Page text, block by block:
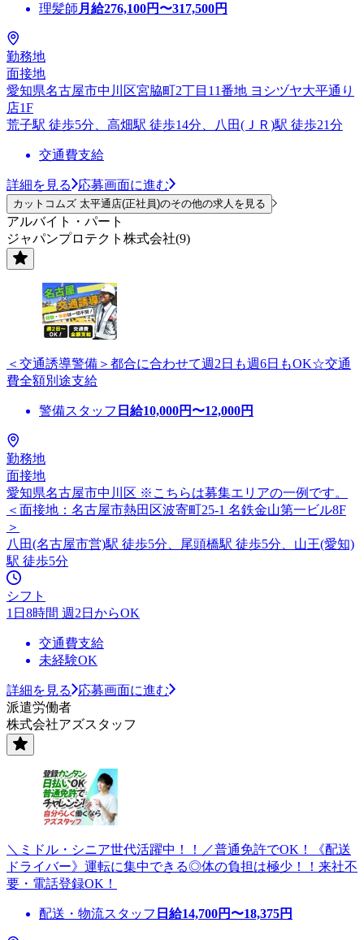
理髪師 月給276,100円〜317,500円
勤務地
面接地
愛知県名古屋市中川区宮脇町2丁目11番地 ヨシヅヤ大平通り
店1F
荒子駅 徒歩5分、高畑駅 徒歩14分、八田(ＪＲ)駅 徒歩21分
交通費支給
詳細を見る 応募画面に進む
カットコムズ 太平通店(正社員)のその他の求人を見る
アルバイト・パート
ジャパンプロテクト株式会社(9)
＜交通誘導警備＞都合に合わせて週2日も週6日もOK☆交通
費全額別途支給
警備スタッフ 日給10,000円〜12,000円
勤務地
面接地
愛知県名古屋市中川区 ※こちらは募集エリアの一例です。
＜面接地：名古屋市熱田区波寄町25-1 名鉄金山第一ビル8F
＞
八田(名古屋市営)駅 徒歩5分、尾頭橋駅 徒歩5分、山王(愛知)
駅 徒歩5分
シフト
1日8時間 週2日からOK
交通費支給
未経験OK
詳細を見る
応募画面に進む
派遣労働者
株式会社アズスタッフ
＼ミドル・シニア世代活躍中！！／普通免許でOK！《配送
ドライバー》運転に集中できる◎体の負担は極少！！来社不
要・電話登録OK！
配送・物流スタッフ 日給14,700円〜18,375円